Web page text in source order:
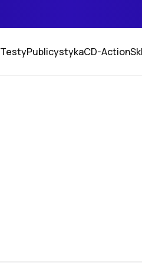
TestyPublicystykaCD-Action